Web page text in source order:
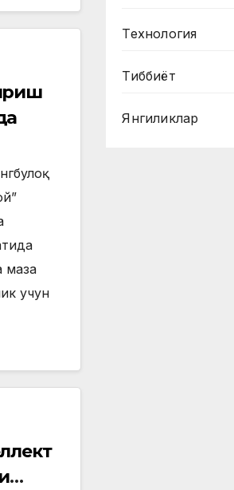
маза
учун
Технология
Тиббиёт
Янгиликлар